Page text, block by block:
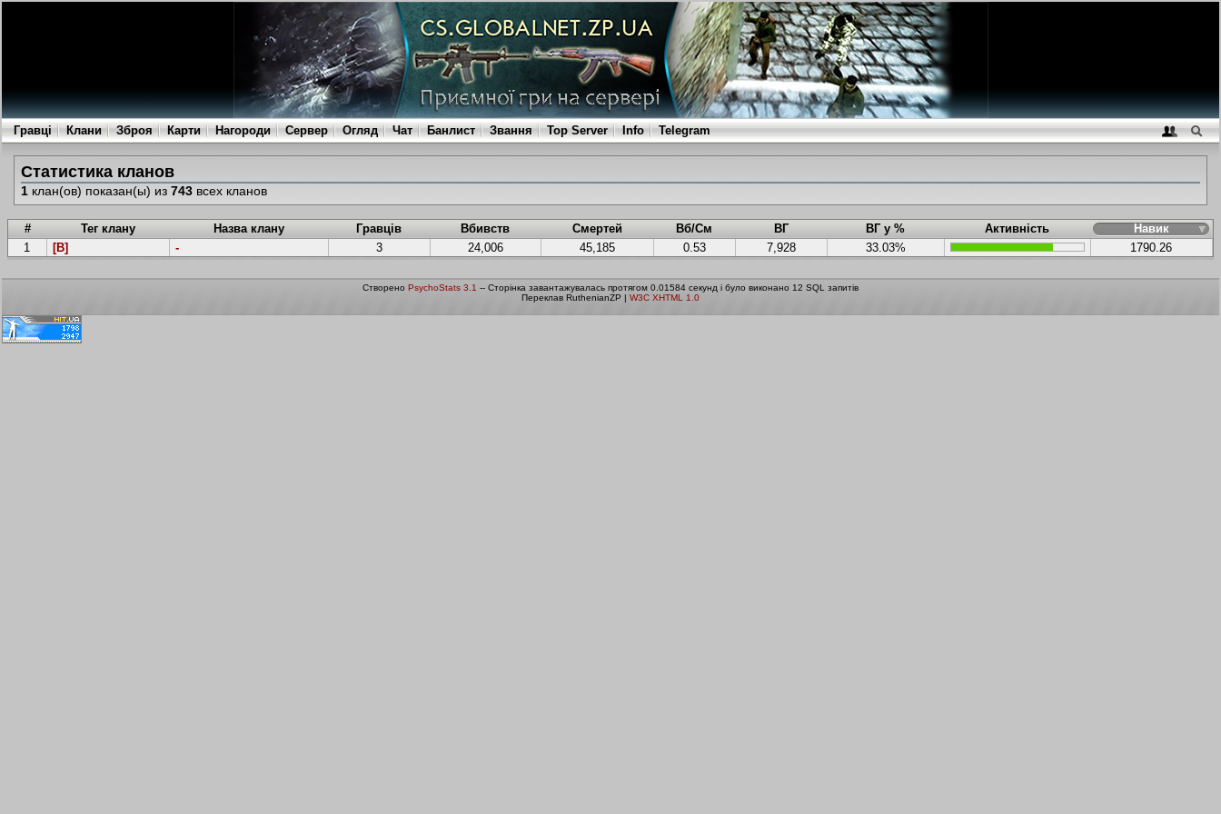
Гравці Клани Зброя Карти Нагороди Сервер Огляд Чат Банлист Звання Top Server Info Telegram
Статистика кланов
1клан(ов) показан(ы) из 743всех кланов
# Тег клану Назва клану Гравців Вбивств Смертей Вб/См ВГ ВГ у % Активність
Навик
1
[B] - 3 24,006 45,185 0.53 7,928 33.03% 1790.26
Створено PsychoStats 3.1 -- Сторінка завантажувалась протягом 0.01584 секунд і було виконано 12 SQL запитів
Переклав RuthenianZP | W3C XHTML 1.0